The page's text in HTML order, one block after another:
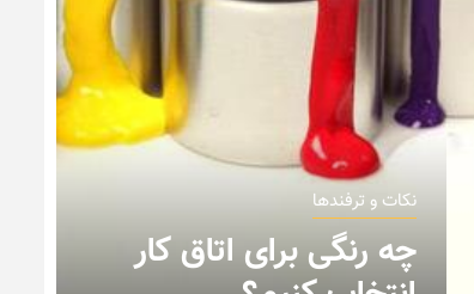
نکات و ترفندها
چه رنگی برای اتاق کار